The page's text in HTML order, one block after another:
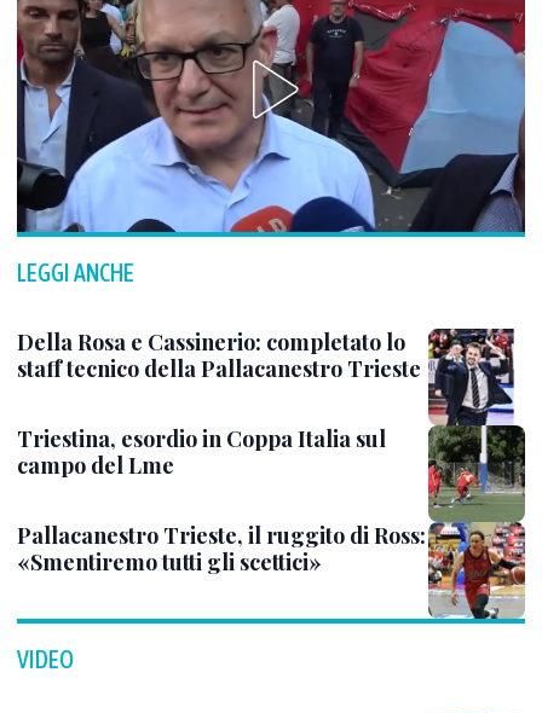
LEGGI ANCHE
Della Rosa e Cassinerio: completato lo
staff tecnico della Pallacanestro Trieste
Triestina, esordio in Coppa Italia sul
campo del Lme
Pallacanestro Trieste, il ruggito di Ross:
«Smentiremo tutti gli scettici»
VIDEO